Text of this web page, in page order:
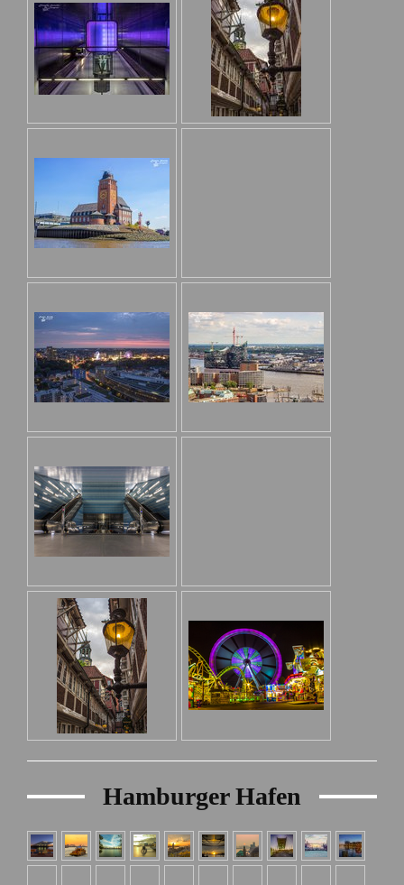
Hamburger Hafen